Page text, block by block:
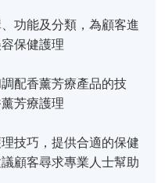
功能及分類，為顧客進
保健護理
配香薰芳療產品的技
芳療護理
技巧，提供合適的保健
顧客尋求專業人士幫助